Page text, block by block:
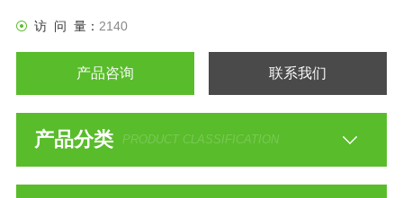
访 问 量： 2140
产品咨询 联系我们
产品分类 PRODUCT CLASSIFICATION